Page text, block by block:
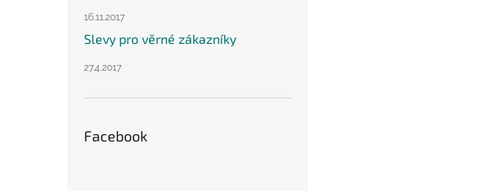
16.11.2017
Slevy pro věrné zákazníky
27.4.2017
Facebook